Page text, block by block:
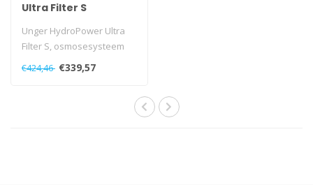
Ultra Filter S
Unger HydroPower Ultra
Filter S, osmosesysteem
voor het reinigen van glas
met 10..
€424,46 €339,57